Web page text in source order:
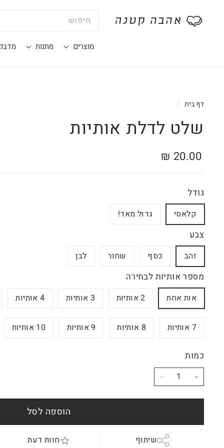
ה
ה
Search
מוצרים מתנות
דף בית /
שלט לדלת אותיות
מחיר
רגיל
20.00 ₪
20.00
₪
גודל
קלאסי גדול מאד!
צבע
זהב כסף שחור לבן
מספר אותיות לבחירה
אות אחת 2 אותיות 3 אותיות 4 אותיות
7 אותיות 8 אותיות 9 אותיות 10 אותיות
כמות
− +
הוספה לסל
שיתוף חוות דעת